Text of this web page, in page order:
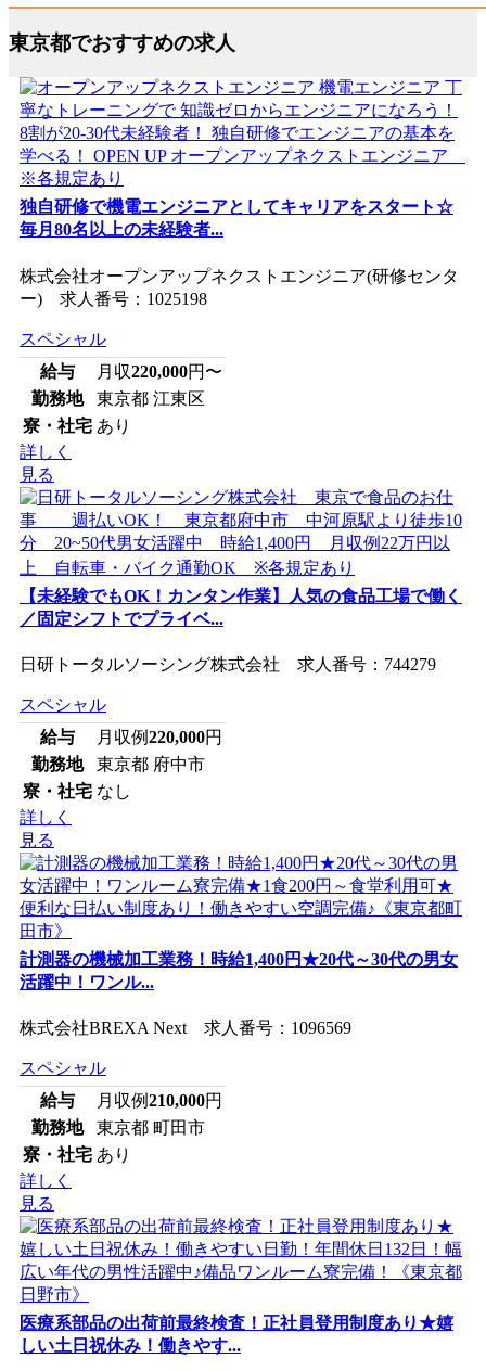
東京都でおすすめの求人
独自研修で機電エンジニアとしてキャリアをスタート☆
毎月80名以上の未経験者...
株式会社オープンアップネクストエンジニア(研修センタ
ー) 求人番号：1025198
スペシャル
給与
月収220,000円〜
勤務地
東京都 江東区
寮・社宅 あり
詳しく
見る
【未経験でもOK！カンタン作業】人気の食品工場で働く
／固定シフトでプライベ...
日研トータルソーシング株式会社 求人番号：744279
スペシャル
給与
月収例220,000円
勤務地
東京都 府中市
寮・社宅 なし
詳しく
見る
計測器の機械加工業務！時給1,400円★20代～30代の男女
活躍中！ワンル...
株式会社BREXA Next 求人番号：1096569
スペシャル
給与
月収例210,000円
勤務地
東京都 町田市
寮・社宅 あり
詳しく
見る
医療系部品の出荷前最終検査！正社員登用制度あり★嬉
しい土日祝休み！働きやす...